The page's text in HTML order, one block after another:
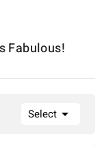
Fabulous!
Select 